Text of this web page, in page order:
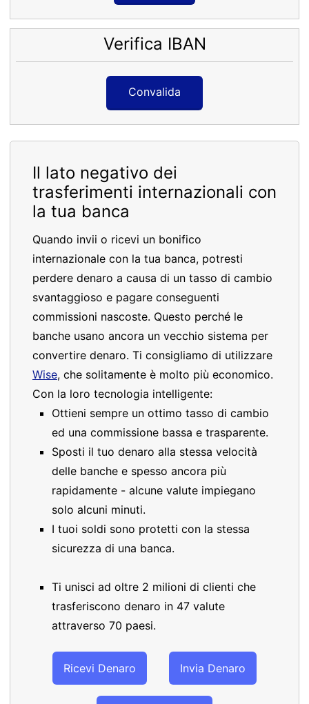
Verifica IBAN
Convalida
Il lato negativo dei
trasferimenti internazionali con
la tua banca
Quando invii o ricevi un bonifico
internazionale con la tua banca, potresti
perdere denaro a causa di un tasso di cambio
svantaggioso e pagare conseguenti
commissioni nascoste. Questo perché le
banche usano ancora un vecchio sistema per
convertire denaro. Ti consigliamo di utilizzare
Wise, che solitamente è molto più economico.
Con la loro tecnologia intelligente:
Ottieni sempre un ottimo tasso di cambio
ed una commissione bassa e trasparente.
Sposti il tuo denaro alla stessa velocità
delle banche e spesso ancora più
rapidamente - alcune valute impiegano
solo alcuni minuti.
I tuoi soldi sono protetti con la stessa
sicurezza di una banca.
Ti unisci ad oltre 2 milioni di clienti che
trasferiscono denaro in 47 valute
attraverso 70 paesi.
Ricevi Denaro Invia Denaro